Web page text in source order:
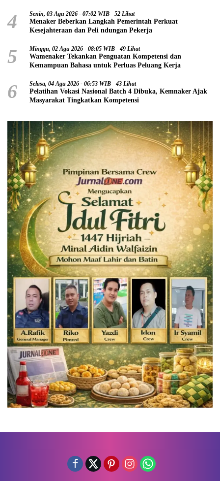
4 Senin, 03 Agu 2026 - 07:02 WIB 52 Lihat
Menaker Beberkan Langkah Pemerintah Perkuat
Kesejahteraan dan Peli ndungan Pekerja
5 Minggu, 02 Agu 2026 - 08:05 WIB 49 Lihat
Wamenaker Tekankan Penguatan Kompetensi dan
Kemampuan Bahasa untuk Perluas Peluang Kerja
6 Selasa, 04 Agu 2026 - 06:53 WIB 43 Lihat
Pelatihan Vokasi Nasional Batch 4 Dibuka, Kemnaker Ajak
Masyarakat Tingkatkan Kompetensi